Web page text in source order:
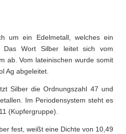
um ein Edelmetall, welches ein
Das Wort Silber leitet sich vom
ab. Vom lateinischen wurde somit
Ag abgeleitet.
Silber die Ordnungszahl 47 und
Im Periodensystem steht es
(Kupfergruppe).
fest, weißt eine Dichte von 10,49